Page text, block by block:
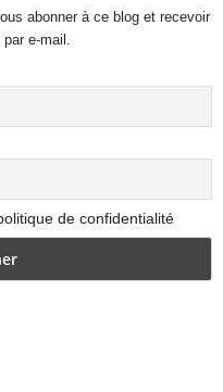
abonner à ce blog et recevoir
e-mail.
de confidentialité